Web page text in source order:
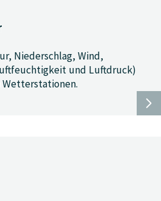
Niederschlag, Wind,
und Luftdruck)